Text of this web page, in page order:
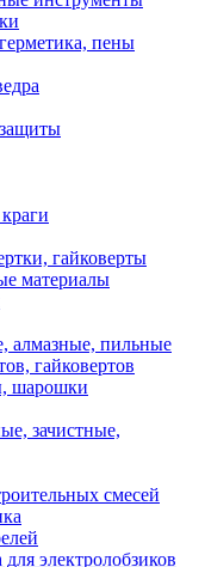
пены
гайковерты
материалы
алмазные, пильные
гайковертов
шарошки
зачистные,
смесей
электролобзиков